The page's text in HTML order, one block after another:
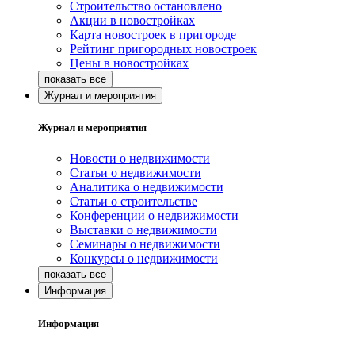
Строительство остановлено
Акции в новостройках
Карта новостроек в пригороде
Рейтинг пригородных новостроек
Цены в новостройках
Журнал и мероприятия
Журнал и мероприятия
Новости о недвижимости
Статьи о недвижимости
Аналитика о недвижимости
Статьи о строительстве
Конференции о недвижимости
Выставки о недвижимости
Семинары о недвижимости
Конкурсы о недвижимости
Информация
Информация